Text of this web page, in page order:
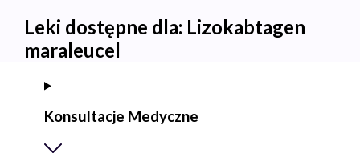
Leki dostępne dla: Lizokabtagen
maraleucel
Konsultacje Medyczne